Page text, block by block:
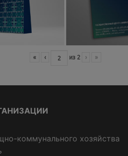
« ‹ из 2 › »
коммунального хозяйства